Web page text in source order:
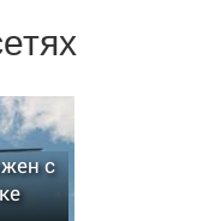
с